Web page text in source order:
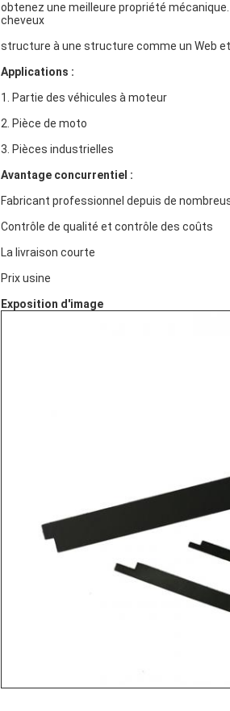
obtenez une meilleure propriété
cheveux
structure à une structure comme un Web
Applications :
1. Partie des véhicules à moteur
2. Pièce de moto
3. Pièces industrielles
Avantage concurrentiel :
Fabricant professionnel depuis de
Contrôle de qualité et contrôle des coûts
La livraison courte
Prix usine
Exposition d'image